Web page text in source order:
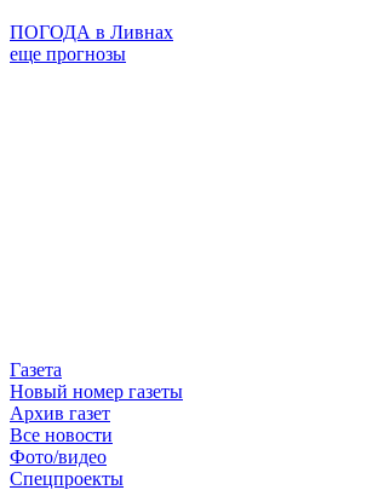
ПОГОДА в Ливнах
еще прогнозы
Газета
Новый номер газеты
Архив газет
Все новости
Фото/видео
Спецпроекты